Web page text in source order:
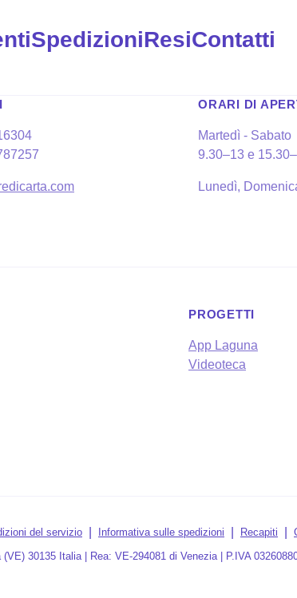
SpedizioniResiContatti
ORARI DI
Martedì - Sabato
9.30–13 e
Lunedì,
PROGETTI
App Laguna
Videoteca
del servizio Informativa sulle spedizioni Recapiti
30135 Italia | Rea: VE-294081 di Venezia | P.IVA